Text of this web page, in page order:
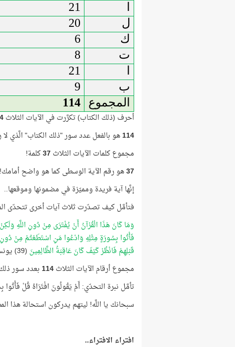
21
ل
20
ك
6
ت
8
21
ب
9
المجموع
114
أحرف (ذلك الكتاب) تكرَّرت في الآيات الثلاث
114هو بالفعل عدد سور "ذلك الكتاب" الَّذي
مجموع كلمات الآيات الثلاث37كلمة!
37هو رقم الآية الوسطى كما هو واضح أمامك!
إنَّها آية فريدة ومميّزة في مضمونها وموقعها..
فتأمَّل كيف تصدّرت ثلاث آيات أخرى تتحدّى
وَمَا كَانَ هَذَا الْقُرْآنُ أَنْ يُفْتَرَى مِنْ دُونِ اللَّهِ
فَأْتُوا بِسُورَةٍ مِثْلِهِ وَادْعُوا مَنِ اسْتَطَعْتُمْ مِنْ
قَبْلِهِمْ فَانْظُرْ كَيْفَ كَانَ عَاقِبَةُ الظَّالِمِينَ (39) يونس
مجموع أرقام الآيات الثلاث114بعدد سور
تأمَّل نبرة التحدّي: أَمْ يَقُولُونَ افْتَرَاهُ قُلْ فَأْتُوا
سبحانك يا اللَّه! ليتهم يدركون استحالة هذا
افتراء الافتراء..